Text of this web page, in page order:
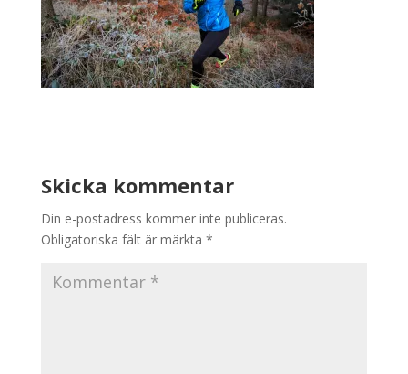
Skicka kommentar
Din e-postadress kommer inte publiceras.
Obligatoriska fält är märkta *